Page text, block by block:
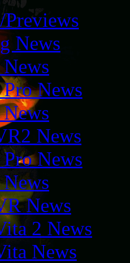
Previews
News
News
News
Pro News
News
2 News
News